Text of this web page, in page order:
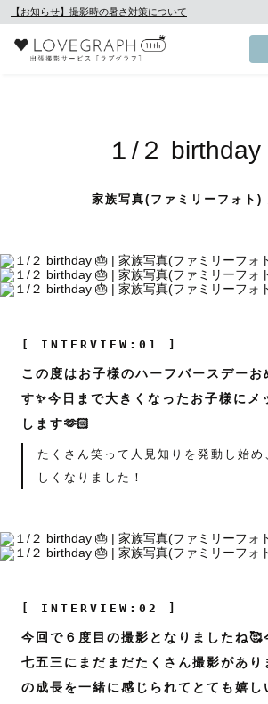
【お知らせ】撮影時の暑さ対策について
１/２ birthday
家族写真(ファミリーフォト)
[ INTERVIEW:01 ]
この度はお子様のハーフバースデーお
す✨今日まで大きくなったお子様にメ
します🫶🏻
たくさん笑って人見知りを発動し始め
しくなりました！
[ INTERVIEW:02 ]
今回で６度目の撮影となりましたね🥰
七五三にまだまだたくさん撮影があり
の成長を一緒に感じられてとても嬉し